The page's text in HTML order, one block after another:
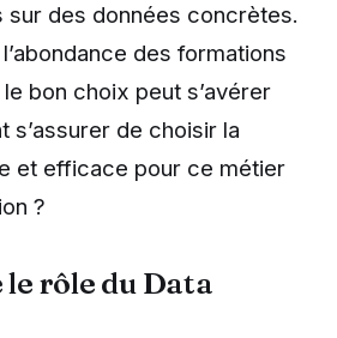
sur des données concrètes.
des formations
bon choix peut s’avérer
s’assurer de choisir la
et efficace pour ce métier
?
rôle du Data